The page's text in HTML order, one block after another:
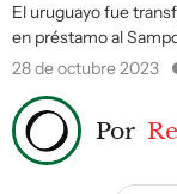
El uruguayo fue
en préstamo al
28 de octubre 2023
Por